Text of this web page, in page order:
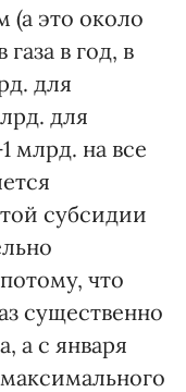
(а это около
в год, в
для
для
млрд. на все
субсидии
что
существенно
а с января